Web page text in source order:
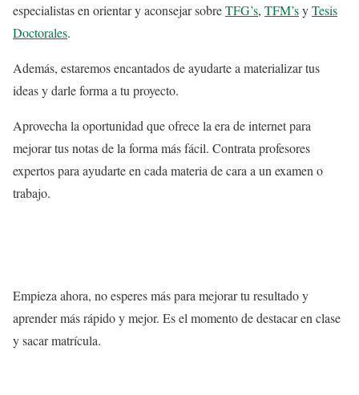
especialistas en orientar y aconsejar sobreTFG’s, TFM’syTesis
Doctorales.
Además, estaremos encantados de ayudarte a materializar tus
ideas y darle forma a tu proyecto.
Aprovecha la oportunidad que ofrece la era de internet para
mejorar tus notas de la forma más fácil. Contrata profesores
expertos para ayudarte en cada materia de cara a un examen o
trabajo.
Empieza ahora, no esperes más para mejorar tu resultado y
aprender más rápido y mejor. Es el momento de destacar en clase
y sacar matrícula.